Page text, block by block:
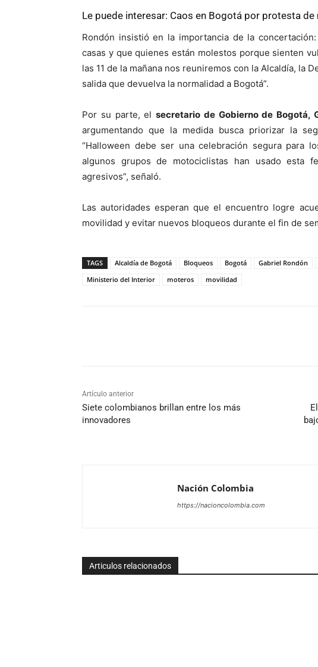
Le puede interesar: Caos en Bogotá por protesta
Rondón insistió en la importancia de la
casas y que quienes están molestos porque sienten
las 11 de la mañana nos reuniremos con la Alcaldía, la
salida que devuelva la normalidad a Bogotá”.
Por su parte, elsecretario de Gobierno de Bogotá,
argumentando que la medida busca priorizar la
“Halloween debe ser una celebración segura para
algunos grupos de motociclistas han usado esta
agresivos”, señaló.
Las autoridades esperan que el encuentro logre
movilidad y evitar nuevos bloqueos durante el fin de
TAGS Alcaldía de Bogotá Bloqueos Bogotá Gabriel Rondón
Ministerio del Interior
moteros movilidad
Artículo anterior
Siete colombianos brillan entre los más
innovadores
Nación Colombia
https://nacioncolombia.com
Articulos relacionados